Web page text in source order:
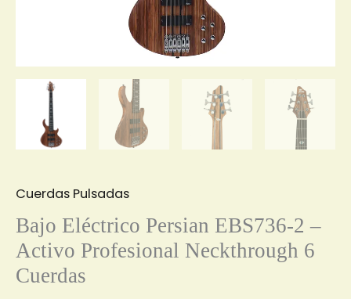
Cuerdas Pulsadas
Bajo Eléctrico Persian EBS736-2 –
Activo Profesional Neckthrough 6
Cuerdas